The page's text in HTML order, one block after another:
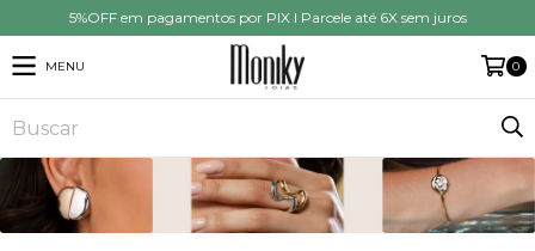
5%OFF em pagamentos por PIX I Parcele até 6X sem juros
MENU 0